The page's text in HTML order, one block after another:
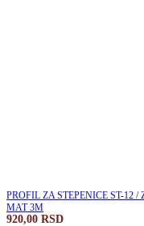
PROFIL ZA STEPENICE ST-12 /
MAT 3M
920,00 RSD